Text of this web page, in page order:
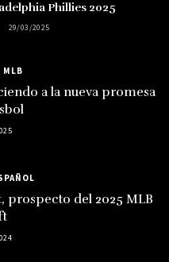
Phillies 2025
29/03/2025
MLB
a la nueva promesa
prospecto del 2025 MLB